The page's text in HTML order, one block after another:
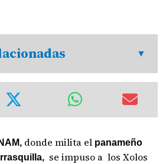
donde milita el panameño
se impuso a los Xolos